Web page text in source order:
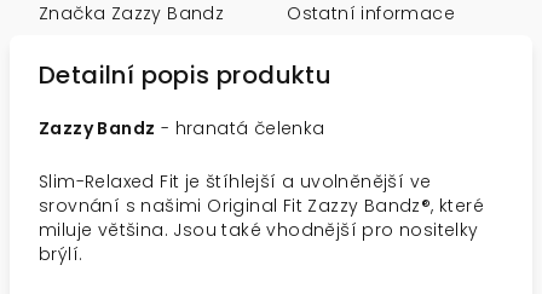
Značka Zazzy Bandz Ostatní informace
Detailní popis produktu
Zazzy Bandz - hranatá čelenka
Slim-Relaxed Fit je štíhlejší a uvolněnější ve
srovnání s našimi Original Fit Zazzy Bandz®, které
miluje většina. Jsou také vhodnější pro nositelky
brýlí.